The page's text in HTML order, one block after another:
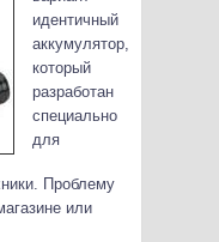
идентичный
аккумулятор,
который
разработан
специально
для
Проблему
или